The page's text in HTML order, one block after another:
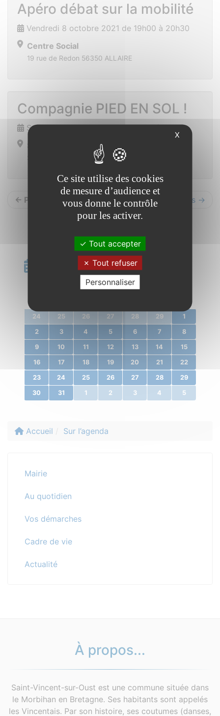
Apéro débat sur la mobilité
Vendredi 8 octobre 2021 de 19h00 à 20h30
Centre Social
19 rue de Redon 56350 ALLAIRE
Compagnie PIED EN SOL !
Samedi 16 octobre 2021 de 15h00 à 17h00
SAINT VINCENT SUR OUST
← Précédents Suivants →
Calendrier
mars 2020
24 25 26 27 28 29 1
2 3 4 5 6 7 8
9 10 11 12 13 14 15
16 17 18 19 20 21 22
23 24 25 26 27 28 29
30 31 1 2 3 4 5
Accueil Sur l’agenda
Mairie
Au quotidien
Vos démarches
Cadre de vie
Actualité
À propos...
Saint-Vincent-sur-Oust est une commune située dans
le Morbihan en Bretagne. Ses habitants sont appelés
les Vincentais. Par son histoire, ses coutumes (danses,
X
Ce site utilise des cookies
de mesure d’audience et
vous donne le contrôle
pour les activer.
Tout accepter
Tout refuser
Personnaliser